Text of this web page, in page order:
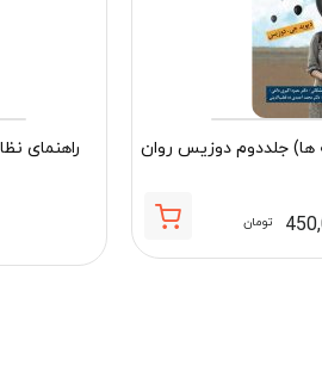
جلددوم دوزیس روان
تومان
راهنمای